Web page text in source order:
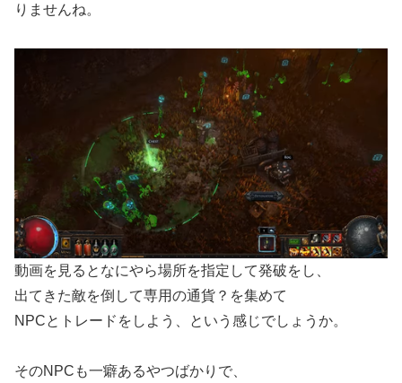
りませんね。
動画を見るとなにやら場所を指定して発破をし、
出てきた敵を倒して専用の通貨？を集めて
NPCとトレードをしよう、という感じでしょうか。
そのNPCも一癖あるやつばかりで、